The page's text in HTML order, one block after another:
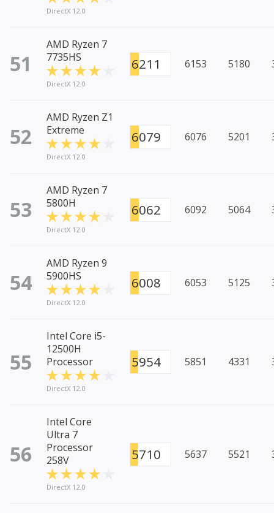
DirectX 12.0
51
AMD Ryzen 7
7735HS
DirectX 12.0
6211 6153 5180
52
AMD Ryzen Z1
Extreme
DirectX 12.0
6079 6076 5201
53
AMD Ryzen 7
5800H
DirectX 12.0
6062 6092 5064
54
AMD Ryzen 9
5900HS
DirectX 12.0
6008 6053 5125
55
Intel Core i5-
12500H
Processor
DirectX 12.0
5954 5851 4331
56
Intel Core
Ultra 7
Processor
258V
DirectX 12.0
5710 5637 5521